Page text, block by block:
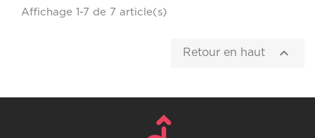
Affichage 1-7 de 7 article(s)
Retour en haut 